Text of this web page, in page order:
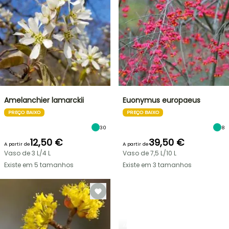
Amelanchier lamarckii
PREÇO BAIXO
30
A partir de12,50 €
Vaso de 3 L/4 L
Existe em 5 tamanhos
Euonymus europaeus
PREÇO BAIXO
8
A partir de39,50 €
Vaso de 7,5 L/10 L
Existe em 3 tamanhos